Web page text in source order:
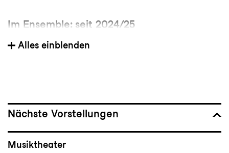
Im Ensemble: seit 2024/25
Wichtige Stationen
Dramaturgie-Assistenz), Schweizer Pavillon
musikalische Betriebsleiterin),
Alles einblenden
Nächste Vorstellungen
Musiktheater